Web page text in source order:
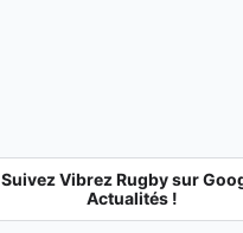
Suivez Vibrez Rugby sur
Actualités !